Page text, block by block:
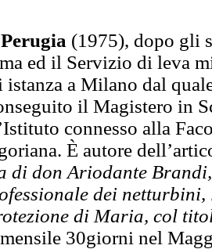
(1975), dopo gli
ed il Servizio di leva
a Milano dal
il Magistero in
connesso alla
È autore
di don Ariodante
dei
di Maria, col
30giorni nel